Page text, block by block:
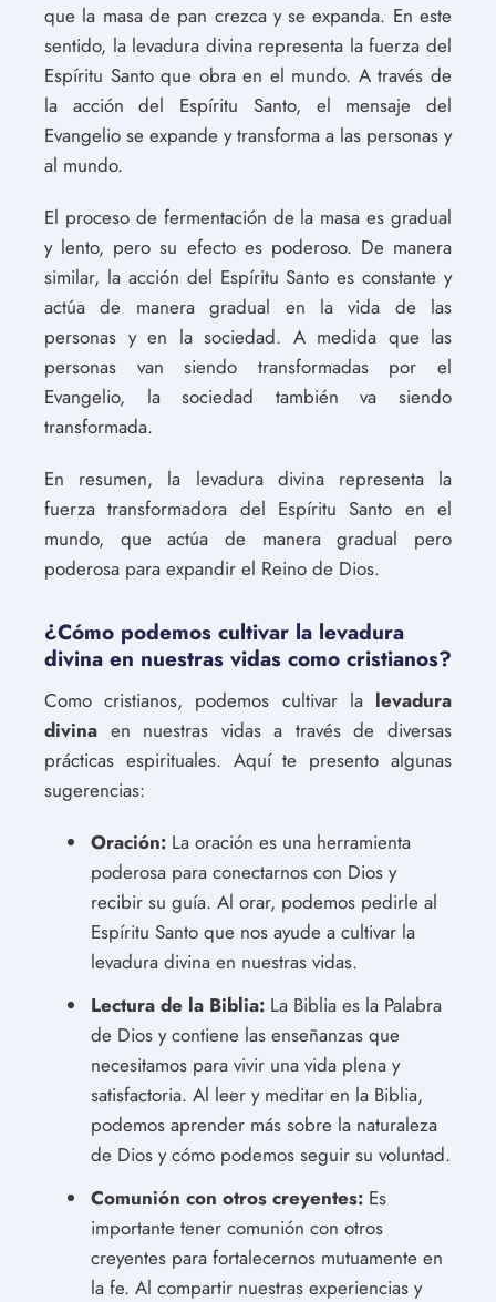
que la masa de pan crezca y se expanda. En este
sentido, la levadura divina representa la fuerza del
Espíritu Santo que obra en el mundo. A través de
la acción del Espíritu Santo, el mensaje del
Evangelio se expande y transforma a las personas y
al mundo.
El proceso de fermentación de la masa es gradual
y lento, pero su efecto es poderoso. De manera
similar, la acción del Espíritu Santo es constante y
actúa de manera gradual en la vida de las
personas y en la sociedad. A medida que las
personas van siendo transformadas por el
Evangelio, la sociedad también va siendo
transformada.
En resumen, la levadura divina representa la
fuerza transformadora del Espíritu Santo en el
mundo, que actúa de manera gradual pero
poderosa para expandir el Reino de Dios.
¿Cómo podemos cultivar la levadura
divina en nuestras vidas como cristianos?
Como cristianos, podemos cultivar la levadura
divina en nuestras vidas a través de diversas
prácticas espirituales. Aquí te presento algunas
sugerencias:
Oración: La oración es una herramienta
poderosa para conectarnos con Dios y
recibir su guía. Al orar, podemos pedirle al
Espíritu Santo que nos ayude a cultivar la
levadura divina en nuestras vidas.
Lectura de la Biblia: La Biblia es la Palabra
de Dios y contiene las enseñanzas que
necesitamos para vivir una vida plena y
satisfactoria. Al leer y meditar en la Biblia,
podemos aprender más sobre la naturaleza
de Dios y cómo podemos seguir su voluntad.
Comunión con otros creyentes: Es
importante tener comunión con otros
creyentes para fortalecernos mutuamente en
la fe. Al compartir nuestras experiencias y